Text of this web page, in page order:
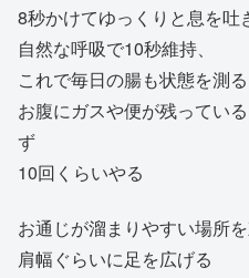
8秒かけてゆっくりと息を吐
自然な呼吸で10秒維持、
これで毎日の腸も状態を測
お腹にガスや便が残ってい
ず
10回くらいやる
お通じが溜まりやすい場所
肩幅ぐらいに足を広げる